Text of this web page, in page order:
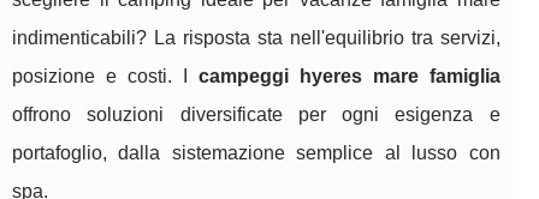
indimenticabili? La risposta sta nell'equilibrio tra servizi,
posizione e costi. I campeggi hyeres mare famiglia
offrono soluzioni diversificate per ogni esigenza e
portafoglio, dalla sistemazione semplice al lusso con
spa.